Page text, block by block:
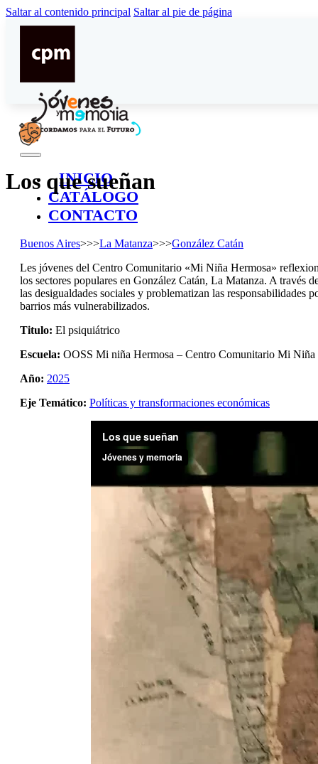
Saltar al contenido principal Saltar al pie de página
INICIO
CATÁLOGO
CONTACTO
Los que sueñan
Buenos Aires>>>La Matanza>>>González Catán
Les jóvenes del Centro Comunitario «Mi Niña Hermosa»
los sectores populares en González Catán, La Matanza. A través
las desigualdades sociales y problematizan las responsabilidades
barrios más vulnerabilizados.
Titulo: El psiquiátrico
Escuela: OOSS Mi niña Hermosa – Centro Comunitario Mi Niña
Año: 2025
Eje Temático: Políticas y transformaciones económicas